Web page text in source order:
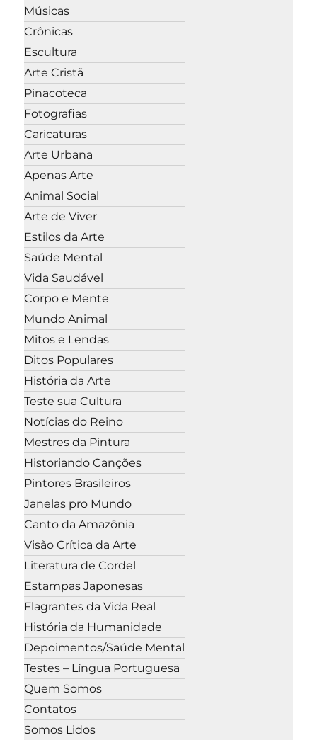
Músicas
Crônicas
Escultura
Arte Cristã
Pinacoteca
Fotografias
Caricaturas
Arte Urbana
Apenas Arte
Animal Social
Arte de Viver
Estilos da Arte
Saúde Mental
Vida Saudável
Corpo e Mente
Mundo Animal
Mitos e Lendas
Ditos Populares
História da Arte
Teste sua Cultura
Notícias do Reino
Mestres da Pintura
Historiando Canções
Pintores Brasileiros
Janelas pro Mundo
Canto da Amazônia
Visão Crítica da Arte
Literatura de Cordel
Estampas Japonesas
Flagrantes da Vida Real
História da Humanidade
Depoimentos/Saúde Mental
Testes – Língua Portuguesa
Quem Somos
Contatos
Somos Lidos